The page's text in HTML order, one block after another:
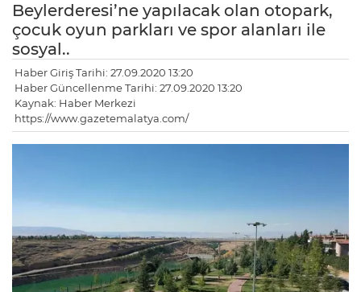
Beylerderesi’ne yapılacak olan otopark,
çocuk oyun parkları ve spor alanları ile
sosyal..
Haber Giriş Tarihi: 27.09.2020 13:20
Haber Güncellenme Tarihi: 27.09.2020 13:20
Kaynak: Haber Merkezi
https://www.gazetemalatya.com/